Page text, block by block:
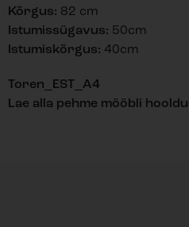
Kõrgus: 82 cm
Istumissügavus: 50cm
Istumiskõrgus: 40cm
Toren_EST_A4
Lae alla pehme mööbli